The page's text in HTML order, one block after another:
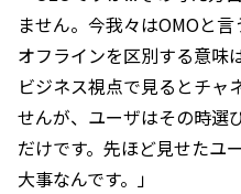
ません。今我々はOMOと
オフラインを区別する意味
ビジネス視点で見るとチャ
せんが、ユーザはその時選
だけです。先ほど見せたユ
大事なんです。」